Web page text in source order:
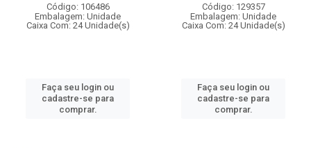
Código: 106486
Embalagem: Unidade
Caixa Com: 24 Unidade(s)
Faça seu login ou
cadastre-se para
comprar.
Código: 129357
Embalagem: Unidade
Caixa Com: 24 Unidade(s)
Faça seu login ou
cadastre-se para
comprar.